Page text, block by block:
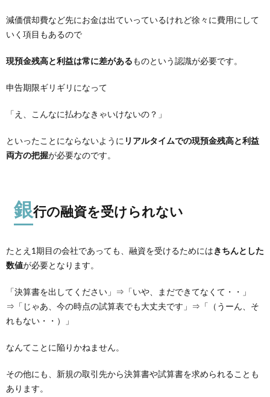
減価償却費など先にお金は出ていっているけれど徐々に費用にして
いく項目もあるので
現預金残高と利益は常に差があるものという認識が必要です。
申告期限ギリギリになって
「え、こんなに払わなきゃいけないの？」
といったことにならないように リアルタイムでの現預金残高と利益
両方の把握が必要なのです。
銀行の融資を受けられない
たとえ1期目の会社であっても、融資を受けるためにはきちんとした
数値が必要となります。
「決算書を出してください」⇒「いや、まだできてなくて・・」
⇒「じゃあ、今の時点の試算表でも大丈夫です」⇒「（うーん、そ
れもない・・）」
なんてことに陥りかねません。
その他にも、新規の取引先から決算書や試算書を求められることも
あります。